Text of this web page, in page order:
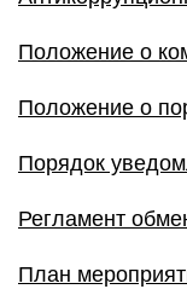
Положение о
Положение о
Порядок
Регламент
План